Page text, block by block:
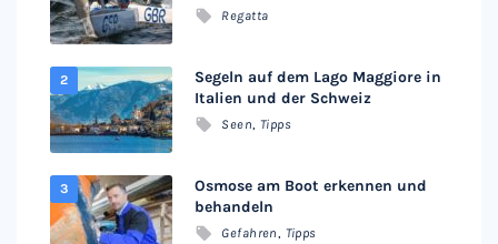
Regatta
Segeln auf dem Lago Maggiore in
Italien und der Schweiz
Seen Tipps
Osmose am Boot erkennen und
behandeln
Gefahren Tipps